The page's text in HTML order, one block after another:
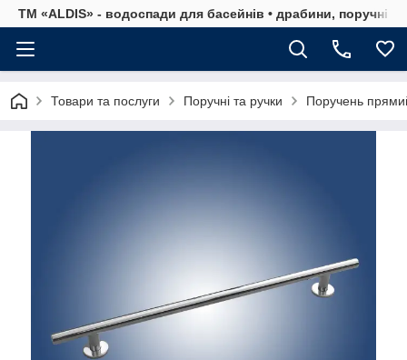
ТМ «ALDIS» - водоспади для басейнів • драбини, поручні,
Товари та послуги Поручні та ручки Поручень